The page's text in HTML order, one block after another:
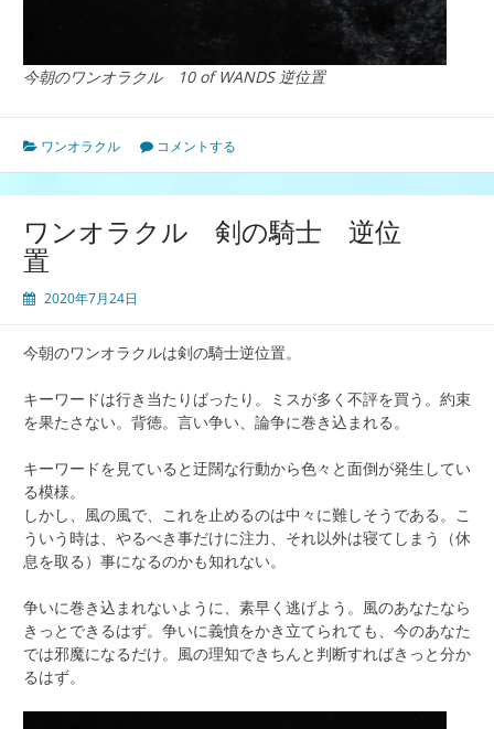
今朝のワンオラクル 10 of WANDS 逆位置
ワンオラクル コメントする
ワンオラクル 剣の騎士 逆位
置
2020年7月24日
今朝のワンオラクルは剣の騎士逆位置。
キーワードは行き当たりばったり。ミスが多く不評を買う。約束
を果たさない。背徳。言い争い、論争に巻き込まれる。
キーワードを見ていると迂闊な行動から色々と面倒が発生してい
る模様。
しかし、風の風で、これを止めるのは中々に難しそうである。こ
ういう時は、やるべき事だけに注力、それ以外は寝てしまう（休
息を取る）事になるのかも知れない。
争いに巻き込まれないように、素早く逃げよう。風のあなたなら
きっとできるはず。争いに義憤をかき立てられても、今のあなた
では邪魔になるだけ。風の理知できちんと判断すればきっと分か
るはず。